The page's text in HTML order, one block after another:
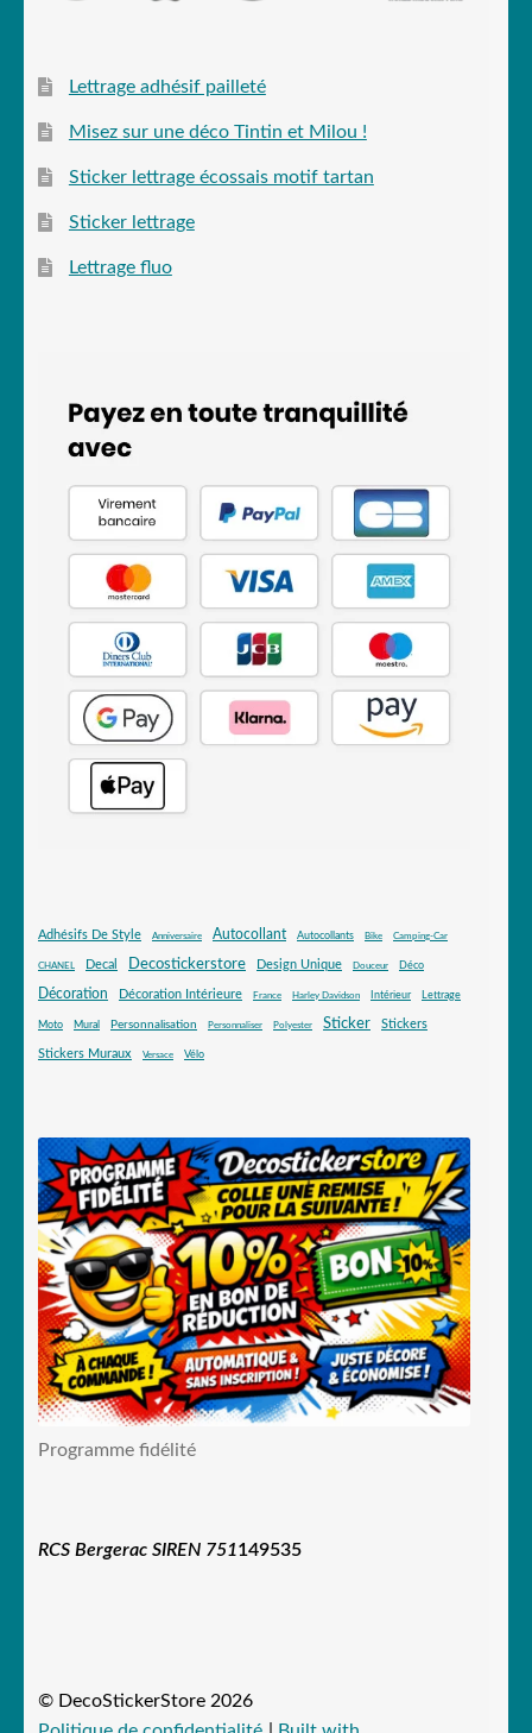
Lettrage adhésif pailleté
Misez sur une déco Tintin et Milou !
Sticker lettrage écossais motif tartan
Sticker lettrage
Lettrage fluo
Adhésifs De Style Anniversaire Autocollant Autocollants Bike Camping-Car
CHANEL Decal Decostickerstore Design Unique Douceur Déco
Décoration Décoration Intérieure France Harley Davidson Intérieur Lettrage
Moto Mural Personnalisation Personnaliser Polyester Sticker Stickers
Stickers Muraux Versace Vélo
Programme fidélité
RCS Bergerac SIREN 751149535
© DecoStickerStore 2026